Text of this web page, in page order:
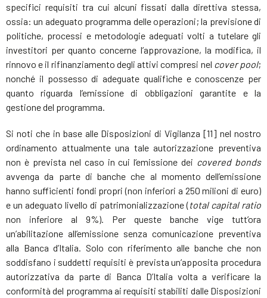
specifici requisiti tra cui alcuni fissati dalla direttiva stessa,
ossia: un adeguato programma delle operazioni; la previsione di
politiche, processi e metodologie adeguati volti a tutelare gli
investitori per quanto concerne l’approvazione, la modifica, il
rinnovo e il rifinanziamento degli attivi compresi nel cover pool;
nonché il possesso di adeguate qualifiche e conoscenze per
quanto riguarda l’emissione di obbligazioni garantite e la
gestione del programma.
Si noti che in base alle Disposizioni di Vigilanza [11] nel nostro
ordinamento attualmente una tale autorizzazione preventiva
non è prevista nel caso in cui l’emissione dei covered bonds
avvenga da parte di banche che al momento dell’emissione
hanno sufficienti fondi propri (non inferiori a 250 milioni di euro)
e un adeguato livello di patrimonializzazione (total capital ratio
non inferiore al 9%). Per queste banche vige tutt’ora
un’abilitazione all’emissione senza comunicazione preventiva
alla Banca d’Italia. Solo con riferimento alle banche che non
soddisfano i suddetti requisiti è prevista un’apposita procedura
autorizzativa da parte di Banca D’Italia volta a verificare la
conformità del programma ai requisiti stabiliti dalle Disposizioni